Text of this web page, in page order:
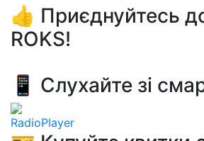
👍 Приєднуйтесь
ROKS!
📱 Слухайте зі
RadioPlayer